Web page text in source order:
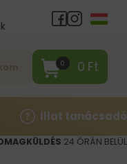
0 0 Ft
Illat tanácsadó
24 ÓRÁN BELÜL